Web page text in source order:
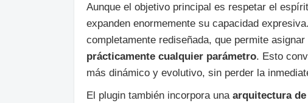
Aunque el objetivo principal es respetar el
expanden enormemente su capacidad
completamente rediseñada, que permite
prácticamente cualquier parámetro. Esto
más dinámico y evolutivo, sin perder la
El plugin también incorpora una arquitectura